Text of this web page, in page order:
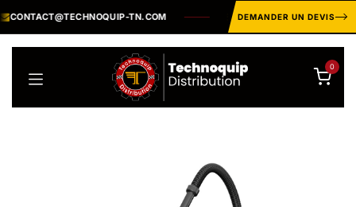
TN.COM CATALOGUE INDUSTRIEL ·PLUSIEURS
DEMANDER UN DEVIS
0